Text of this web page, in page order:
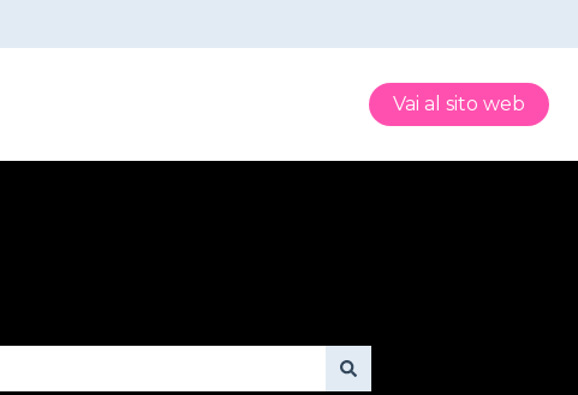
Vai al sito web